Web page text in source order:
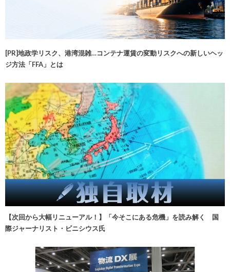
[PR]地政学リスク、港湾混雑…コンテナ運賃の変動リスクへの新しいヘッ
ジ方法「FFA」とは
【次回から大幅リニューアル！】「今そこにある危機」を読み解く 国
際ジャーナリスト・ビニシウス氏